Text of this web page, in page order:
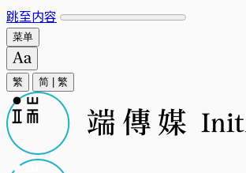
跳至内容
菜单
繁 简 繁